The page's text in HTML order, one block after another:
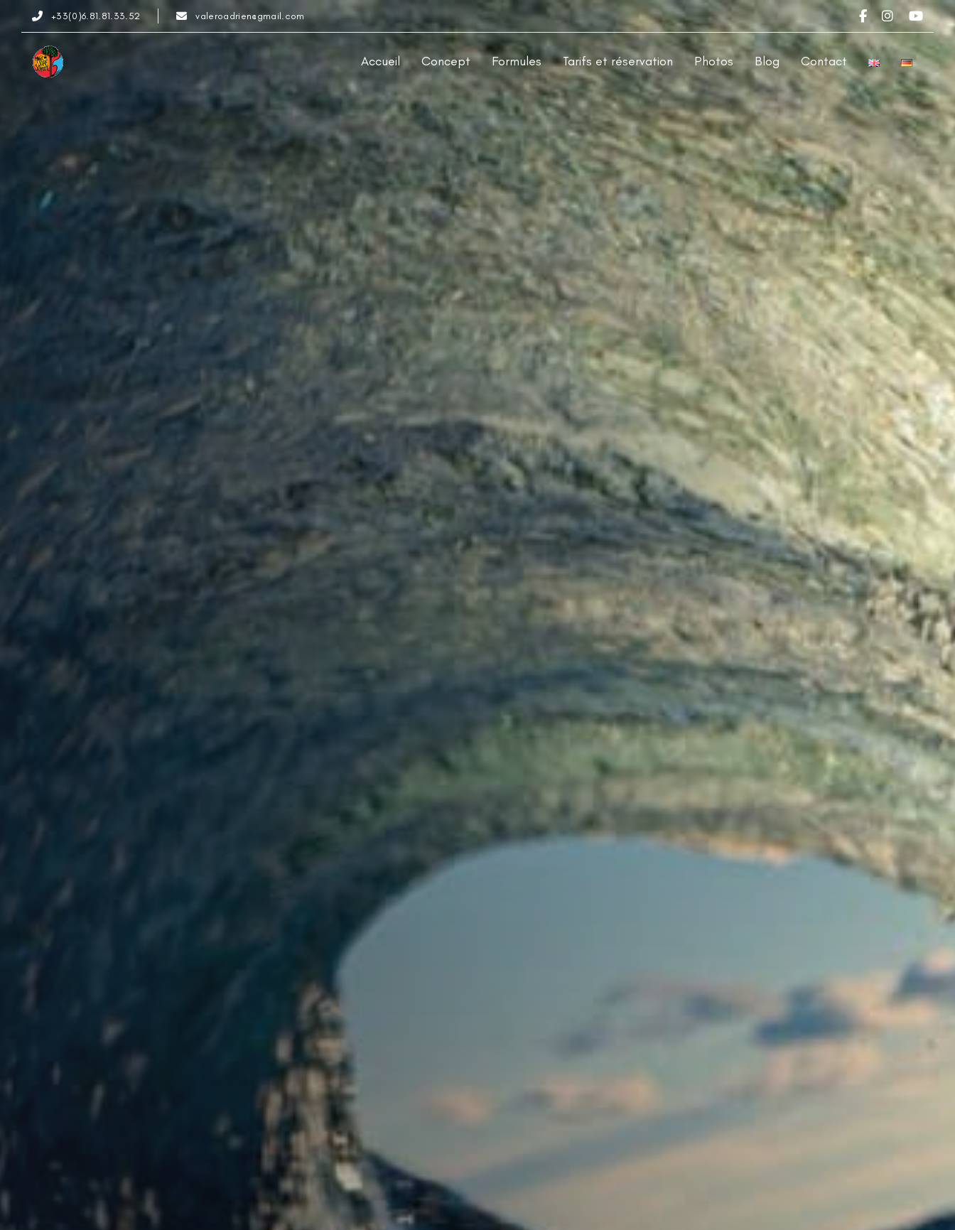
content
+33(0)6.81.81.33.52 valeroadrien@gmail.com
Accueil Concept Formules Tarifs et réservation Photos Blog Contact